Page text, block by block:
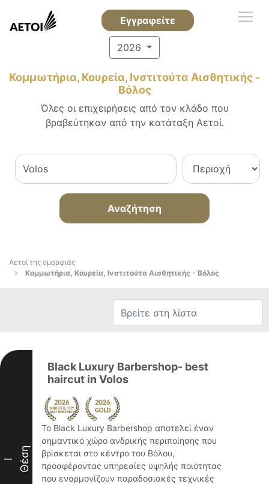
Εγγραφείτε
2026
Κομμωτήρια, Κουρεία, Ινστιτούτα Αισθητικής -
Βόλος
Όλες οι επιχειρήσεις από τον κλάδο που
βραβεύτηκαν από την κατάταξη Αετοί.
Αναζήτηση
Αετοί της ομορφιάς
Κομμωτήρια, Κουρεία, Ινστιτούτα Αισθητικής - Βόλος
I Θέση
Black Luxury Barbershop- best
haircut in Volos
Το Black Luxury Barbershop αποτελεί έναν
σημαντικό χώρο ανδρικής περιποίησης που
βρίσκεται στο κέντρο του Βόλου,
προσφέροντας υπηρεσίες υψηλής ποιότητας
που εναρμονίζουν παραδοσιακές τεχνικές